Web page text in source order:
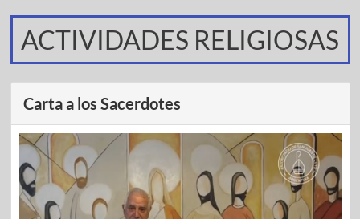
ACTIVIDADES RELIGIOSAS
Carta a los Sacerdotes